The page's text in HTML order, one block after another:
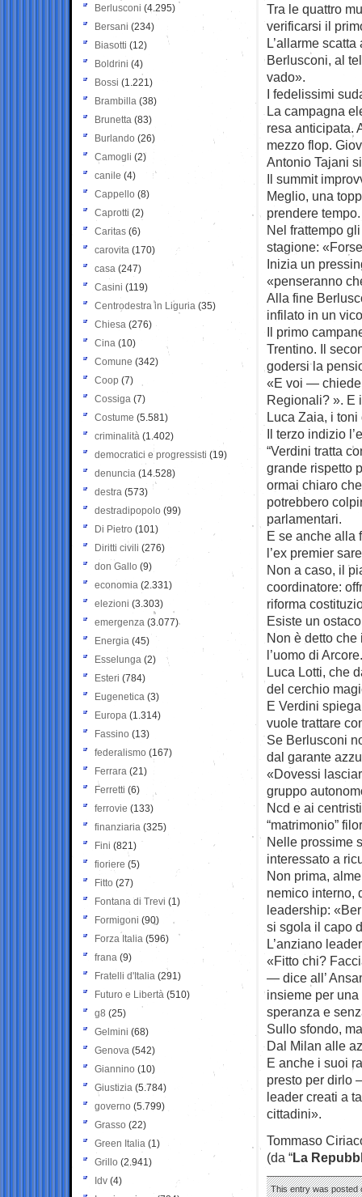
Tra le quattro
verificarsi il
L’allarme
Berlusconi, al
vado».
I fedelissimi
La campagna
resa anticipata.
mezzo flop.
Antonio Tajani
Il summit
Meglio, una
prendere tempo.
Nel frattempo
stagione:
Inizia un
«penseranno
Alla fine
infilato in un
Il primo
Trentino. Il
godersi la
«E voi —
Regionali? ». E
Luca Zaia, i
Il terzo indizio
“Verdini tratta
grande rispetto
ormai chiaro
potrebbero
parlamentari.
E se anche alla
l’ex premier
Non a caso, il
coordinatore:
riforma
Esiste un
Non è detto
l’uomo di Arcore.
Luca Lotti, che
del cerchio
E Verdini
vuole trattare
Se Berlusconi
dal garante
«Dovessi
gruppo
Ncd e ai
“matrimonio”
Nelle prossime
interessato a
Non prima,
nemico interno,
leadership:
si sgola il capo
L’anziano
«Fitto chi?
— dice all’
insieme per
speranza e
Sullo sfondo,
Dal Milan alle
E anche i suoi
presto per dirlo
leader creati a
cittadini».
Tommaso
(da “La
This entry was posted
Berlusconi (4.295)
Bersani (234)
Biasotti (12)
Boldrini (4)
Bossi (1.221)
Brambilla (38)
Brunetta (83)
Burlando (26)
Camogli (2)
canile (4)
Cappello (8)
Caprotti (2)
Caritas (6)
carovita (170)
casa (247)
Casini (119)
Centrodestra in Liguria (35)
Chiesa (276)
Cina (10)
Comune (342)
Coop (7)
Cossiga (7)
Costume (5.581)
criminalità (1.402)
democratici e progressisti (19)
denuncia (14.528)
destra (573)
destradipopolo (99)
Di Pietro (101)
Diritti civili (276)
don Gallo (9)
economia (2.331)
elezioni (3.303)
emergenza (3.077)
Energia (45)
Esselunga (2)
Esteri (784)
Eugenetica (3)
Europa (1.314)
Fassino (13)
federalismo (167)
Ferrara (21)
Ferretti (6)
ferrovie (133)
finanziaria (325)
Fini (821)
fioriere (5)
Fitto (27)
Fontana di Trevi (1)
Formigoni (90)
Forza Italia (596)
frana (9)
Fratelli d'Italia (291)
Futuro e Libertà (510)
g8 (25)
Gelmini (68)
Genova (542)
Giannino (10)
Giustizia (5.784)
governo (5.799)
Grasso (22)
Green Italia (1)
Grillo (2.941)
Idv (4)